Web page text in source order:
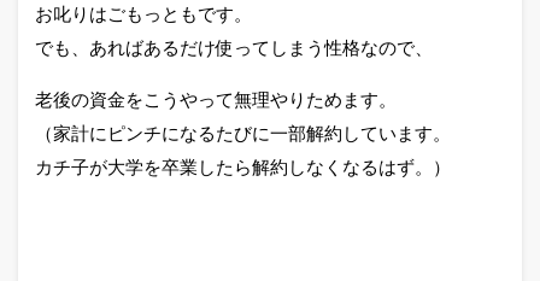
お叱りはごもっともです。
でも、あればあるだけ使ってしまう性格なので、
老後の資金をこうやって無理やりためます。
（家計にピンチになるたびに一部解約しています。
カチ子が大学を卒業したら解約しなくなるはず。）